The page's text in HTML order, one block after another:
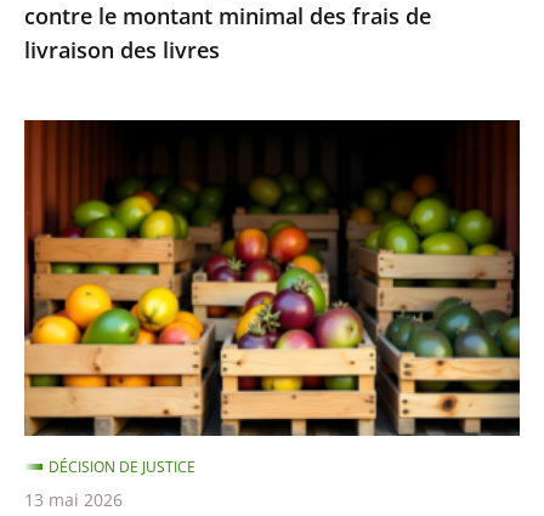
de
livraison
livres
contre le montant minimal des frais de
livraison des livres
légumes
provenant
de
pays
hors
UE
contenant
des
résidus
DÉCISION DE JUSTICE
13 mai 2026